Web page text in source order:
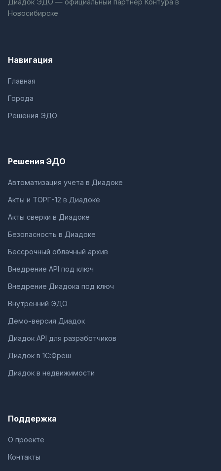
Новосибирске
Навигация
Главная
Города
Решения ЭДО
Решения ЭДО
Автоматизация учета в Диадоке
Акты и ТОРГ-12 в Диадоке
Акты сверки в Диадоке
Безопасность в Диадоке
Бессрочный облачный архив
Внедрение API под ключ
Внедрение Диадока под ключ
Внутренний ЭДО
Демо-версия Диадок
Диадок API для разработчиков
Диадок в 1С:Фреш
Диадок в недвижимости
Поддержка
О проекте
Контакты